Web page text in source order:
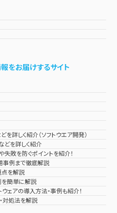
をお届けするサイト
詳しく紹介（ソフトウエア開発）
どを詳しく紹介
敗を防ぐポイントを紹介！
事例まで徹底解説
点を解説
を簡単に解説
ェアの導入方法・事例も紹介！
対処法を解説